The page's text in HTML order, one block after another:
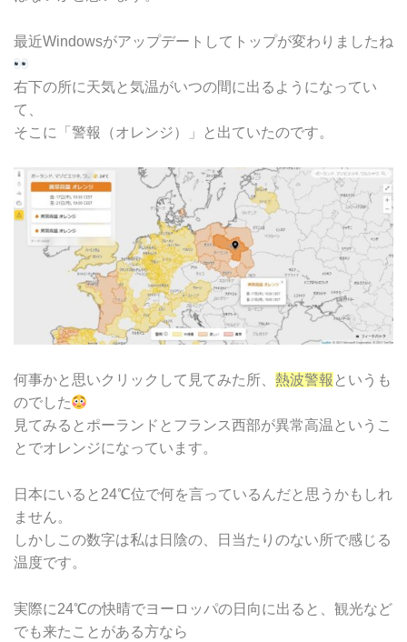
最近Windowsがアップデートしてトップが変わりましたね
右下の所に天気と気温がいつの間に出るようになってい
て、
そこに「警報（オレンジ）」と出ていたのです。
何事かと思いクリックして見てみた所、 熱波警報 というも
のでした
見てみるとポーランドとフランス西部が異常高温というこ
とでオレンジになっています。
日本にいると24℃位で何を言っているんだと思うかもしれ
ません。
しかしこの数字は私は日陰の、日当たりのない所で感じる
温度です。
実際に24℃の快晴でヨーロッパの日向に出ると、観光など
でも来たことがある方なら